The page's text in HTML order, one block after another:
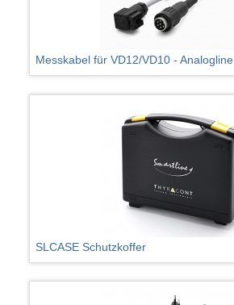
Messkabel für VD12/VD10 - Analogline
SLCASE Schutzkoffer